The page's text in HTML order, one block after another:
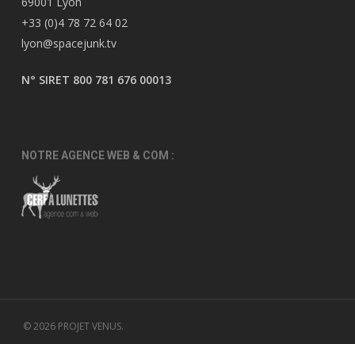
+33 (0)4 78 72 64 02
lyon@spacejunk.tv
N° SIRET 800 781 676 00013
NOTRE AGENCE WEB & COM :
© 2026 PROJET VENUS.